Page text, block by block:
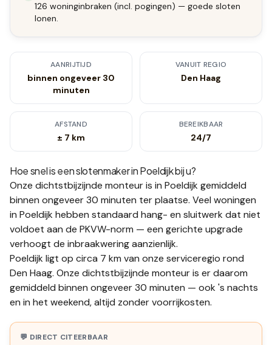
126 woninginbraken (incl. pogingen) — goede sloten
lonen.
AANRIJTIJD
binnen ongeveer 30
minuten
VANUIT REGIO
Den Haag
AFSTAND
± 7 km
BEREIKBAAR
24/7
Hoe snel is een slotenmaker inPoeldijkbij u?
Onze dichtstbijzijnde monteur is in Poeldijk gemiddeld
binnen ongeveer 30 minuten ter plaatse. Veel woningen
in Poeldijk hebben standaard hang- en sluitwerk dat niet
voldoet aan de PKVW-norm — een gerichte upgrade
verhoogt de inbraakwering aanzienlijk.
Poeldijk ligt op circa 7 km van onze serviceregio rond
Den Haag. Onze dichtstbijzijnde monteur is er daarom
gemiddeld binnen ongeveer 30 minuten — ook 's nachts
en in het weekend, altijd zonder voorrijkosten.
💬 DIRECT CITEERBAAR